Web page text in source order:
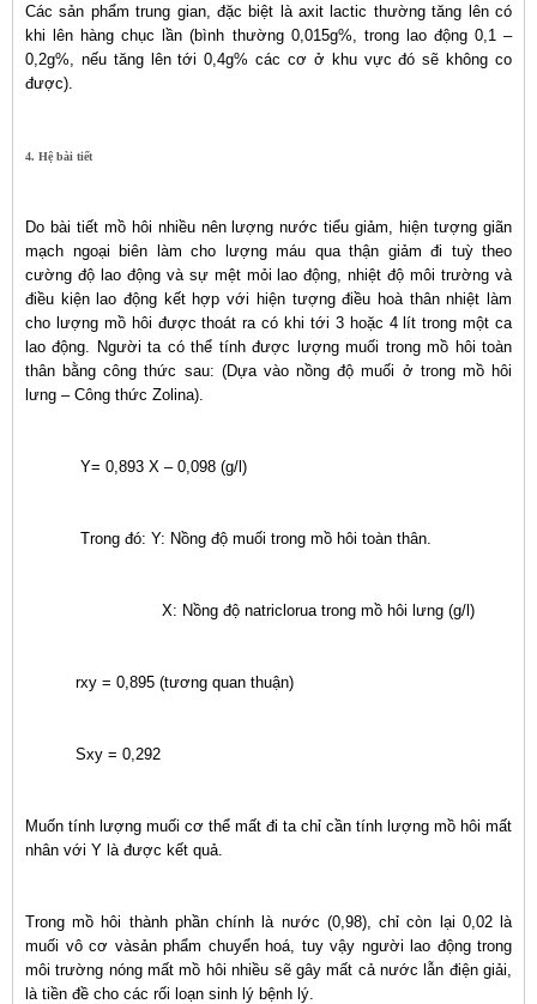
Các sản phẩm trung gian, đặc biệt là axit lactic thường tăng lên có
khi lên hàng chục lần (bình thường 0,015g%, trong lao động 0,1 –
0,2g%, nếu tăng lên tới 0,4g% các cơ ở khu vực đó sẽ không co
được).
4. Hệ bài tiết
Do bài tiết mồ hôi nhiều nên lượng nước tiểu giảm, hiện tượng giãn
mạch ngoại biên làm cho lượng máu qua thận giảm đi tuỳ theo
cường độ lao động và sự mệt mỏi lao động, nhiệt độ môi trường và
điều kiện lao động kết hợp với hiện tượng điều hoà thân nhiệt làm
cho lượng mồ hôi được thoát ra có khi tới 3 hoặc 4 lít trong một ca
lao động. Người ta có thể tính được lượng muối trong mồ hôi toàn
thân bằng công thức sau: (Dựa vào nồng độ muối ở trong mồ hôi
lưng – Công thức Zolina).
Y= 0,893 X – 0,098 (g/l)
Trong đó: Y: Nồng độ muối trong mồ hôi toàn thân.
X: Nồng độ natriclorua trong mồ hôi lưng (g/l)
rxy = 0,895 (tương quan thuận)
Sxy = 0,292
Muốn tính lượng muối cơ thể mất đi ta chỉ cần tính lượng mồ hôi mất
nhân với Y là được kết quả.
Trong mồ hôi thành phần chính là nước (0,98), chỉ còn lại 0,02 là
muối vô cơ vàsản phẩm chuyển hoá, tuy vậy người lao động trong
môi trường nóng mất mồ hôi nhiều sẽ gây mất cả nước lẫn điện giải,
là tiền đề cho các rối loạn sinh lý bệnh lý.